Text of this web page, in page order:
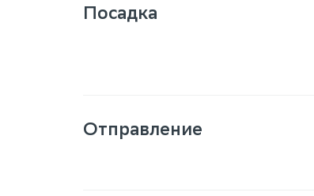
Посадка
Отправление